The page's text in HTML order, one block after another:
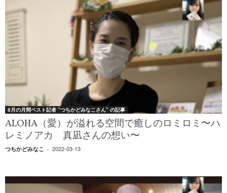
8月の月間ベスト記者 ”つちかどみなこさん” の記事
ALOHA（愛）が溢れる空間で癒しのロミロミ〜ハ
レミノアカ 真凪さんの想い〜
つちかどみなこ - 2022-03-13